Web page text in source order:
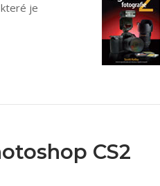
je
CS2